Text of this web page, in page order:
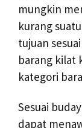
mungkin
kurang
tujuan
barang kilat
kategori
Sesuai
dapat